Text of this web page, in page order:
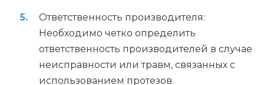
Ответственность производителя:
Необходимо четко определить
ответственность производителей в случае
неисправности или травм, связанных с
использованием протезов.